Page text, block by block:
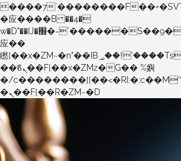
����7`��������F
�应����B ��4�
w�D"��IJ�׭�-`������S��9�Dr�ji��EJ߅��gJ�
应��
矁[��x�ZM~�n"��IB؃��!'����Тѕ��+��(m��IK�ʭ�/|
��ϐܢ��F[��x�ZMz�G�� %嬩
�/
�ܢ��F[��R�ZM~�D